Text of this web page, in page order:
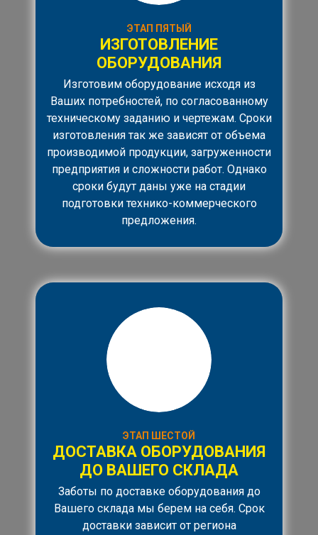
ЭТАП ПЯТЫЙ
ИЗГОТОВЛЕНИЕ
ОБОРУДОВАНИЯ
Изготовим оборудование исходя из
Ваших потребностей, по согласованному
техническому заданию и чертежам. Сроки
изготовления так же зависят от объема
производимой продукции, загруженности
предприятия и сложности работ. Однако
сроки будут даны уже на стадии
подготовки технико-коммерческого
предложения.
ЭТАП ШЕСТОЙ
ДОСТАВКА ОБОРУДОВАНИЯ
ДО ВАШЕГО СКЛАДА
Заботы по доставке оборудования до
Вашего склада мы берем на себя. Срок
доставки зависит от региона